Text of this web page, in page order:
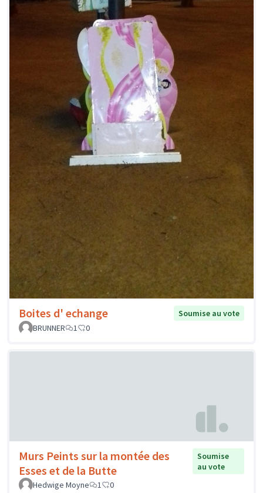
Boites d' echange
Soumise au vote
BRUNNER
1 0
Murs Peints sur la montée des
Esses et de la Butte
Soumise
au vote
Hedwige Moyne
1 0